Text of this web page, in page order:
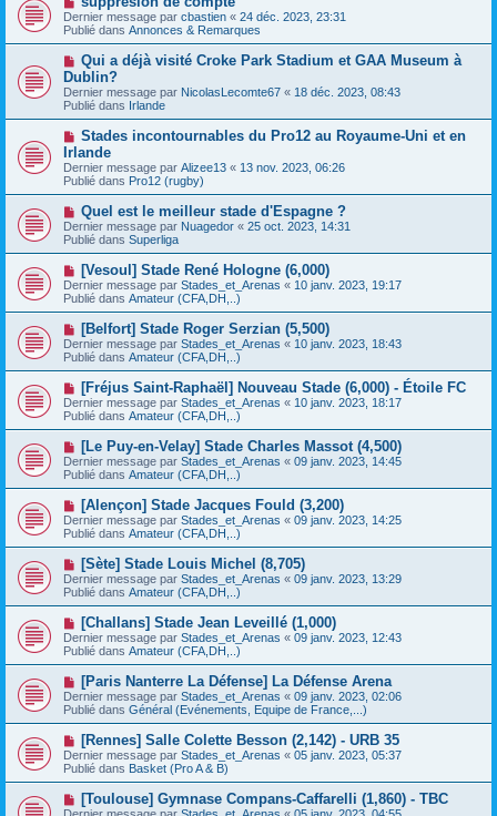
s
a
g
e
a
u
m
e
s
s
a
g
e
o
u
v
a
u
m
e
s
s
a
g
e
Dernier message par cbastien « 24 déc. 2023, 23:31
Publié dans Annonces & Remarques
N
u
v
e
a
u
m
e
s
a
g
e
Qui a déjà visité Croke Park Stadium et GAA Museum à
Dublin?
Dernier message par NicolasLecomte67 « 18 déc. 2023, 08:43
Publié dans Irlande
N
o
u
v
e
a
u
m
e
s
s
a
g
e
Stades incontournables du Pro12 au Royaume-Uni et en
Irlande
Dernier message par Alizee13 « 13 nov. 2023, 06:26
Publié dans Pro12 (rugby)
N
o
u
v
e
u
m
e
s
a
g
e
Quel est le meilleur stade d'Espagne ?
Dernier message par Nuagedor « 25 oct. 2023, 14:31
Publié dans Superliga
N
o
u
v
e
u
m
e
s
a
g
e
[Vesoul] Stade René Hologne (6,000)
Dernier message par Stades_et_Arenas « 10 janv. 2023, 19:17
Publié dans Amateur (CFA,DH,..)
N
o
u
v
e
u
m
e
s
a
g
e
[Belfort] Stade Roger Serzian (5,500)
Dernier message par Stades_et_Arenas « 10 janv. 2023, 18:43
Publié dans Amateur (CFA,DH,..)
N
o
u
v
e
u
m
e
s
a
g
e
[Fréjus Saint-Raphaël] Nouveau Stade (6,000) - Étoile FC
Dernier message par Stades_et_Arenas « 10 janv. 2023, 18:17
Publié dans Amateur (CFA,DH,..)
N
o
u
v
e
u
m
e
s
a
g
e
[Le Puy-en-Velay] Stade Charles Massot (4,500)
Dernier message par Stades_et_Arenas « 09 janv. 2023, 14:45
Publié dans Amateur (CFA,DH,..)
N
o
u
v
e
u
m
e
s
a
g
e
[Alençon] Stade Jacques Fould (3,200)
Dernier message par Stades_et_Arenas « 09 janv. 2023, 14:25
Publié dans Amateur (CFA,DH,..)
N
o
u
v
e
u
m
e
s
a
g
e
[Sète] Stade Louis Michel (8,705)
Dernier message par Stades_et_Arenas « 09 janv. 2023, 13:29
Publié dans Amateur (CFA,DH,..)
N
o
u
v
e
u
m
e
s
a
g
e
[Challans] Stade Jean Leveillé (1,000)
Dernier message par Stades_et_Arenas « 09 janv. 2023, 12:43
Publié dans Amateur (CFA,DH,..)
N
o
u
v
e
u
m
e
s
[Paris Nanterre La Défense] La Défense Arena
Dernier message par Stades_et_Arenas « 09 janv. 2023, 02:06
Publié dans Général (Evénements, Equipe de France,...)
N
o
u
v
e
[Rennes] Salle Colette Besson (2,142) - URB 35
Dernier message par Stades_et_Arenas « 05 janv. 2023, 05:37
Publié dans Basket (Pro A & B)
N
o
[Toulouse] Gymnase Compans-Caffarelli (1,860) - TBC
Dernier message par Stades_et_Arenas « 05 janv. 2023, 04:55